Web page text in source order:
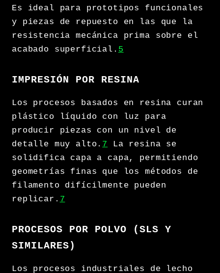
Es ideal para prototipos funcionales
y piezas de repuesto en las que la
resistencia mecánica prima sobre el
acabado superficial. 5
IMPRESIÓN POR RESINA
Los procesos basados en resina curan
plástico líquido con luz para
producir piezas con un nivel de
detalle muy alto. 7
La resina se
solidifica capa a capa, permitiendo
geometrías finas que los métodos de
filamento difícilmente pueden
replicar. 7
PROCESOS POR POLVO (SLS Y
SIMILARES)
Los procesos industriales de lecho